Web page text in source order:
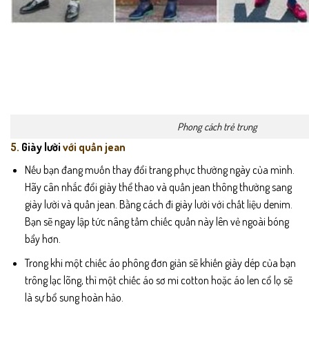
Phong cách trẻ trung
5. Giày lười với quần jean
Nếu bạn đang muốn thay đổi trang phục thường ngày của mình.
Hãy cân nhắc đổi giày thể thao và quần jean thông thường sang
giày lười và quần jean. Bằng cách đi giày lười với chất liệu denim.
Bạn sẽ ngay lập tức nâng tầm chiếc quần này lên vẻ ngoài bóng
bẩy hơn.
Trong khi một chiếc áo phông đơn giản sẽ khiến giày dép của bạn
trông lạc lõng, thì một chiếc áo sơ mi cotton hoặc áo len cổ lọ sẽ
là sự bổ sung hoàn hảo.